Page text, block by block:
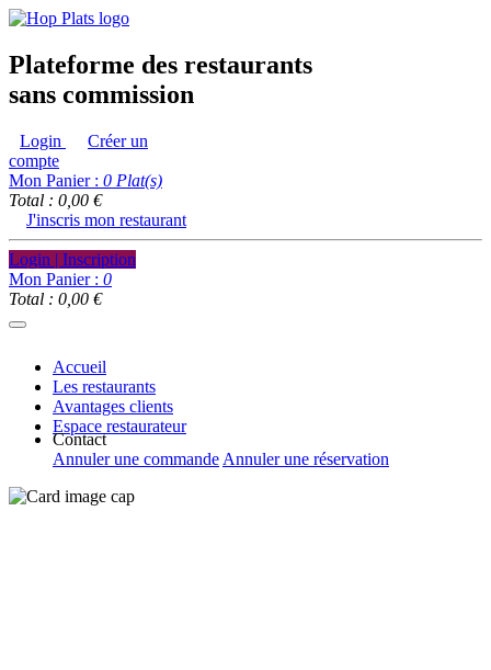
Plateforme des restaurants
sans commission
Login
Créer un
compte
Mon Panier : 0 Plat(s)
Total : 0,00 €
J'inscris mon restaurant
Login | Inscription
Mon Panier : 0
Total : 0,00 €
Accueil
Les restaurants
Avantages clients
Espace restaurateur
Contact
Annuler une commande Annuler une réservation